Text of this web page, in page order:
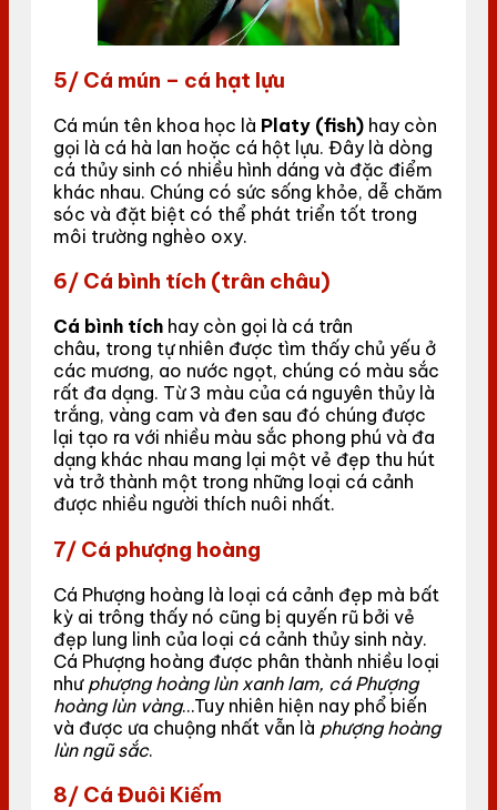
5/ Cá mún – cá hạt lựu
Cá mún tên khoa học là Platy (fish) hay còn
gọi là cá hà lan hoặc cá hột lựu. Đây là dòng
cá thủy sinh có nhiều hình dáng và đặc điểm
khác nhau. Chúng có sức sống khỏe, dễ chăm
sóc và đặt biệt có thể phát triển tốt trong
môi trường nghèo oxy.
6/ Cá bình tích (trân châu)
Cá bình tích hay còn gọi là cá trân
châu, trong tự nhiên được tìm thấy chủ yếu ở
các mương, ao nước ngọt, chúng có màu sắc
rất đa dạng. Từ 3 màu của cá nguyên thủy là
trắng, vàng cam và đen sau đó chúng được
lại tạo ra với nhiều màu sắc phong phú và đa
dạng khác nhau mang lại một vẻ đẹp thu hút
và trở thành một trong những loại cá cảnh
được nhiều người thích nuôi nhất.
7/ Cá phượng hoàng
Cá Phượng hoàng là loại cá cảnh đẹp mà bất
kỳ ai trông thấy nó cũng bị quyến rũ bởi vẻ
đẹp lung linh của loại cá cảnh thủy sinh này.
Cá Phượng hoàng được phân thành nhiều loại
như phượng hoàng lùn xanh lam, cá Phượng
hoàng lùn vàng…Tuy nhiên hiện nay phổ biến
và được ưa chuộng nhất vẫn là phượng hoàng
lùn ngũ sắc.
8/ Cá Đuôi Kiếm